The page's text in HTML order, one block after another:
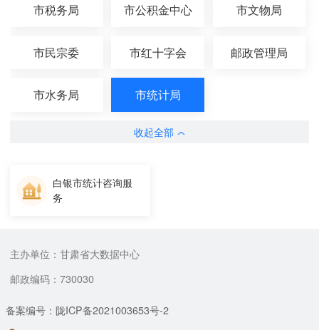
市税务局 市公积金中心 市文物局
市民宗委 市红十字会 邮政管理局
市水务局 市统计局
收起全部
白银市统计咨询服
务
主办单位：甘肃省大数据中心
邮政编码：730030
备案编号：陇ICP备2021003653号-2